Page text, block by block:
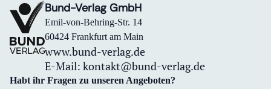
Bund-Verlag GmbH
Emil-von-Behring-Str. 14
60424 Frankfurt am Main
www.bund-verlag.de
E-Mail: kontakt@bund-verlag.de
Habt ihr Fragen zu unseren Angeboten?